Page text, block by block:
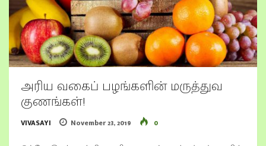
அரிய வகைப் பழங்களின் மருத்துவ
குணங்கள்!
VIVASAYI November 23, 2019 0